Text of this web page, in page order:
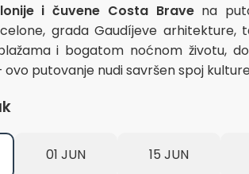
i čuvene Costa Bravena
grada Gaudíjeve
i bogatom noćnom životu,
putovanje nudi savršen spoj
01 JUN 15 JUN